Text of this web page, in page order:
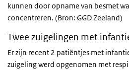
kunnen door opname van besmet
concentreren. (Bron: GGD Zeeland)
Twee zuigelingen met
Er zijn recent 2 patiëntjes met
zuigeling werd opgenomen met